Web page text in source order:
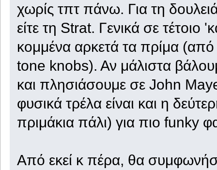
χωρίς τπτ πάνω. Για τη
είτε τη Strat. Γενικά σε
κομμένα αρκετά τα πρίμα
tone knobs). Αν μάλιστα
και πλησιάσουμε σε John
φυσικά τρέλα είναι και η
πριμάκια πάλι) για πιο funky
Από εκεί κ πέρα, θα